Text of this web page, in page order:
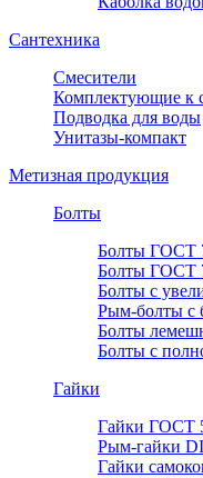
Сантехника
Смесители
Комплектующие к
Подводка для воды
Унитазы-компакт
Метизная продукция
Болты
Болты ГОСТ
Болты ГОСТ
Болты с
Рым-болты с
Болты
Болты с
Гайки
Гайки ГОСТ
Рым-гайки
Гайки